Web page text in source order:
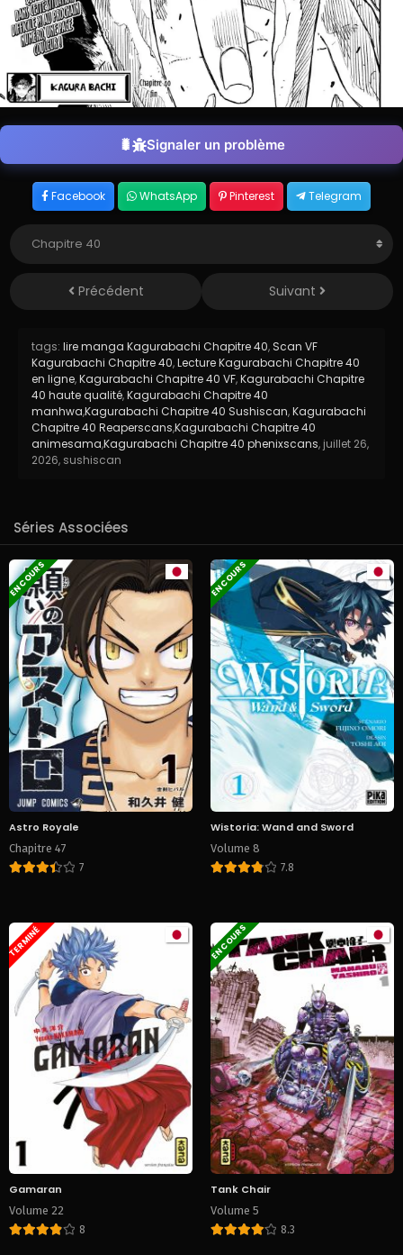
Signaler un problème
Facebook WhatsApp Pinterest Telegram
Précédent Suivant
tags: lire manga Kagurabachi Chapitre 40, Scan VF
Kagurabachi Chapitre 40,Lecture Kagurabachi Chapitre 40
en ligne,Kagurabachi Chapitre 40 VF,Kagurabachi Chapitre
40 haute qualité,Kagurabachi Chapitre 40
manhwa,Kagurabachi Chapitre 40 Sushiscan,Kagurabachi
Chapitre 40 Reaperscans,Kagurabachi Chapitre 40
animesama,Kagurabachi Chapitre 40 phenixscans, juillet 26,
2026, sushiscan
Séries Associées
EN COURS
Astro Royale
Chapitre 47
7
EN COURS
Wistoria: Wand and Sword
Volume 8
7.8
TERMINÉ
Gamaran
Volume 22
8
EN COURS
Tank Chair
Volume 5
8.3